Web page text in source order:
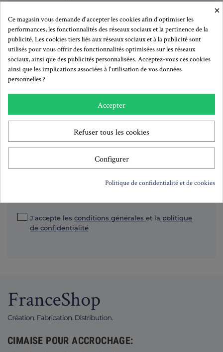
Plus de détails
S'abonner à la newsletter!
S'inscrire
Lisez notre politique de confidentialité pour savoir comment nous
J'accepte les conditions générales et la politique
de confidentialité
CIMAISE POUR ACCROCHAGE:
×
Ce magasin vous demande d'accepter les cookies afin d'optimiser les
performances, les fonctionnalités des réseaux sociaux et la pertinence de la
publicité. Les cookies tiers liés aux réseaux sociaux et à la publicité sont
utilisés pour vous offrir des fonctionnalités optimisées sur les réseaux
sociaux, ainsi que des publicités personnalisées. Acceptez-vous ces cookies
ainsi que les implications associées à l'utilisation de vos données
personnelles ?
Accepter
Refuser tous les cookies
Configurer
Politique de confidentialité et de cookies